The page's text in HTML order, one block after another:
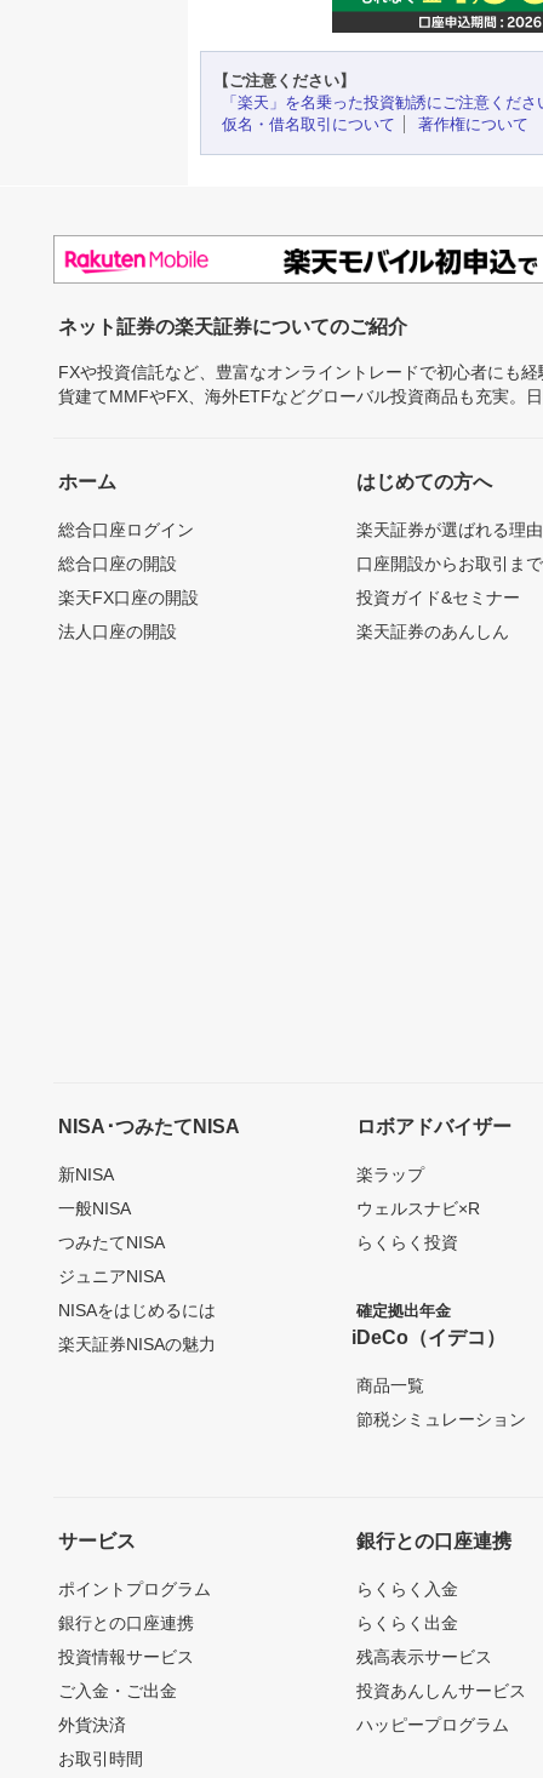
【ご注意ください】
「楽天」を名乗った投資勧誘にご注意くださ
仮名・借名取引について
著作権について
ネット証券の楽天証券についてのご紹介
FXや投資信託など、豊富なオンライントレードで初心者にも
貨建てMMFやFX、海外ETFなどグローバル投資商品も充実。
ホーム
総合口座ログイン
総合口座の開設
楽天FX口座の開設
法人口座の開設
はじめての方へ
楽天証券が選ばれる理由
口座開設からお取引ま
投資ガイド&セミナー
楽天証券のあんしん
NISA･つみたてNISA
新NISA
一般NISA
つみたてNISA
ジュニアNISA
NISAをはじめるには
楽天証券NISAの魅力
ロボアドバイザー
楽ラップ
ウェルスナビ×R
らくらく投資
確定拠出年金
iDeCo（イデコ）
商品一覧
節税シミュレーション
サービス
ポイントプログラム
銀行との口座連携
投資情報サービス
ご入金・ご出金
外貨決済
お取引時間
銀行との口座連携
らくらく入金
らくらく出金
残高表示サービス
投資あんしんサービス
ハッピープログラム